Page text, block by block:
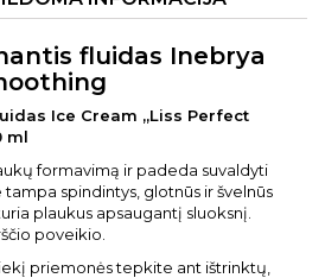
fluidas Inebrya
Ice Cream „Liss Perfect
ml
formavimą ir padeda suvaldyti
tampa spindintys, glotnūs ir švelnūs
plaukus apsaugantį sluoksnį.
poveikio.
priemonės tepkite ant ištrinktų,